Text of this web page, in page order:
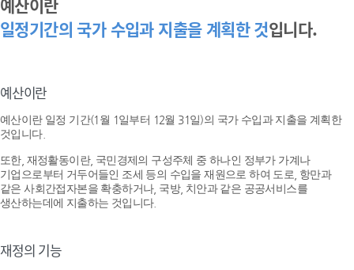
예산이란
일정기간의 국가 수입과 지출을 계획한 것입니다.
예산이란
예산이란 일정 기간(1월 1일부터 12월 31일)의 국가 수입과 지출을 계획한
것입니다.
또한, 재정활동이란, 국민경제의 구성주체 중 하나인 정부가 가계나
기업으로부터 거두어들인 조세 등의 수입을 재원으로 하여 도로, 항만과
같은 사회간접자본을 확충하거나, 국방, 치안과 같은 공공서비스를
생산하는데에 지출하는 것입니다.
재정의 기능